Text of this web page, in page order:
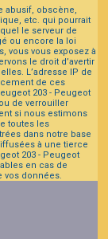
abusif, obscène,
etc. qui pourrait
le serveur de
ou encore la loi
vous vous exposez à
le droit d’avertir
L’adresse IP de
de ces
203 - Peugeot
de verrouiller
si nous estimons
toutes les
dans notre base
à une tierce
203 - Peugeot
en cas de
vos données.